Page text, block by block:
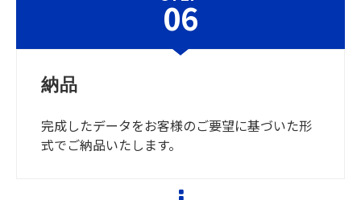
06
納品
完成したデータをお客様のご要望に基づいた形
式でご納品いたします。